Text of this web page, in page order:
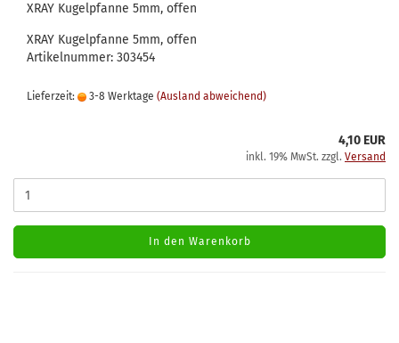
XRAY Kugelpfanne 5mm, offen
XRAY Kugelpfanne 5mm, offen
Artikelnummer: 303454
Lieferzeit: 3-8 Werktage (Ausland abweichend)
4,10 EUR
inkl. 19% MwSt. zzgl. Versand
In den Warenkorb